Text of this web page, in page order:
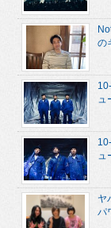
の
ュ
ュ
ヤ
パ